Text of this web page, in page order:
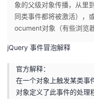
人
页
我
开
发
象的父级对象传播，从里
同类事件都将被激活），
ocument对象（有些浏览
jQuery 事件冒泡解释
官方解释：
在一个对象上触发某类事
对象定义了此事件的处理